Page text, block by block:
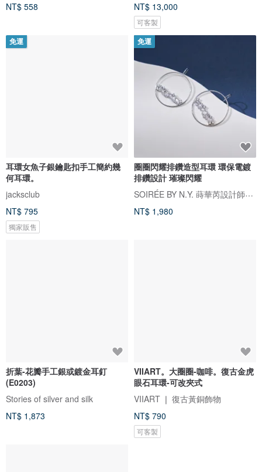
NT$ 558
NT$ 13,000
可客製
免運
耳環女魚子銀鑰匙扣手工簡約幾
何耳環。
jacksclub
NT$ 795
獨家販售
免運
圈圈閃耀排鑽造型耳環 環保電鍍
排鑽設計 璀璨閃耀
SOIRÉE BY N.Y. 蒔華芮設計師輕珠寶
NT$ 1,980
折葉-花瓣手工銀或鍍金耳釘
(E0203)
Stories of silver and silk
NT$ 1,873
VIIART。大圈圈-咖啡。復古金虎
眼石耳環-可改夾式
VIIART ❘ 復古黃銅飾物
NT$ 790
可客製